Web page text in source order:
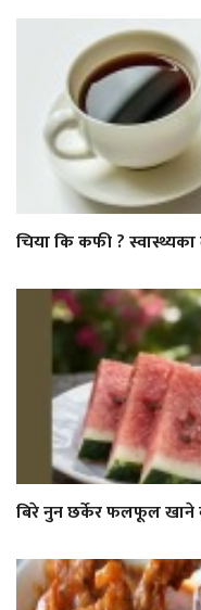
चिया कि कफी ?
बिरे नुन छर्केर फलफूल खाने